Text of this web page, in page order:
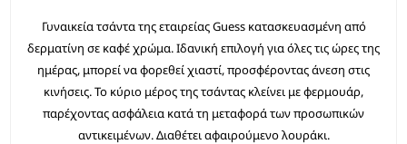
Γυναικεία τσάντα της εταιρείας Guess κατασκευασμένη από
δερματίνη σε καφέ χρώμα. Ιδανική επιλογή για όλες τις ώρες της
ημέρας, μπορεί να φορεθεί χιαστί, προσφέροντας άνεση στις
κινήσεις. Το κύριο μέρος της τσάντας κλείνει με φερμουάρ,
παρέχοντας ασφάλεια κατά τη μεταφορά των προσωπικών
αντικειμένων. Διαθέτει αφαιρούμενο λουράκι.